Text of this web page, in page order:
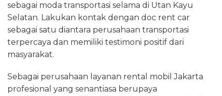
sebagai moda transportasi selama di Utan Kayu
Selatan. Lakukan kontak dengan doc rent car
sebagai satu diantara perusahaan transportasi
terpercaya dan memiliki testimoni positif dari
masyarakat.
Sebagai perusahaan layanan rental mobil Jakarta
profesional yang senantiasa berupaya